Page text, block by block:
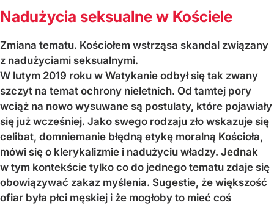
Nadużycia seksualne w Kościele
Zmiana tematu. Kościołem wstrząsa skandal związany
z nadużyciami seksualnymi.
W lutym 2019 roku w Watykanie odbył się tak zwany
szczyt na temat ochrony nieletnich. Od tamtej pory
wciąż na nowo wysuwane są postulaty, które pojawiały
się już wcześniej. Jako swego rodzaju zło wskazuje się
celibat, domniemanie błędną etykę moralną Kościoła,
mówi się o klerykalizmie i nadużyciu władzy. Jednak
w tym kontekście tylko co do jednego tematu zdaje się
obowiązywać zakaz myślenia. Sugestie, że większość
ofiar była płci męskiej i że mogłoby to mieć coś